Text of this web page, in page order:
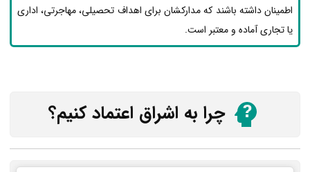
اطمینان داشته باشند که مدارکشان برای اهداف تحصیلی، مهاجرتی، اداری
یا تجاری آماده و معتبر است.
چرا به اشراق اعتماد کنیم؟